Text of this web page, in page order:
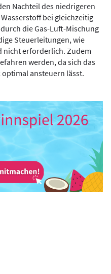
Nachteil des niedrigeren
bei gleichzeitig
die Gas-Luft-Mischung
Steuerleitungen, wie
nicht erforderlich. Zudem
werden, da sich das
ansteuern lässt.